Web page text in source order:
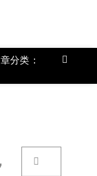
分类：
Toggle